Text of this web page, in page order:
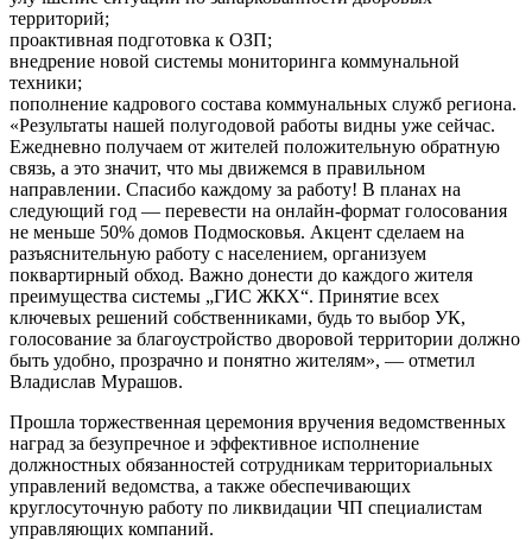
территорий;
проактивная подготовка к ОЗП;
внедрение новой системы мониторинга коммунальной
техники;
пополнение кадрового состава коммунальных служб региона.
«Результаты нашей полугодовой работы видны уже сейчас.
Ежедневно получаем от жителей положительную обратную
связь, а это значит, что мы движемся в правильном
направлении. Спасибо каждому за работу! В планах на
следующий год — перевести на онлайн-формат голосования
не меньше 50% домов Подмосковья. Акцент сделаем на
разъяснительную работу с населением, организуем
поквартирный обход. Важно донести до каждого жителя
преимущества системы „ГИС ЖКХ“. Принятие всех
ключевых решений собственниками, будь то выбор УК,
голосование за благоустройство дворовой территории должно
быть удобно, прозрачно и понятно жителям», — отметил
Владислав Мурашов.
Прошла торжественная церемония вручения ведомственных
наград за безупречное и эффективное исполнение
должностных обязанностей сотрудникам территориальных
управлений ведомства, а также обеспечивающих
круглосуточную работу по ликвидации ЧП специалистам
управляющих компаний.